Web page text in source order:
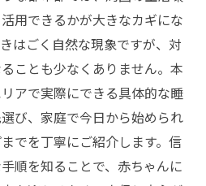
用できるかが大きなカギにな
はごく自然な現象ですが、対
ことも少なくありません。本
アで実際にできる具体的な睡
び、家庭で今日から始められ
でを丁寧にご紹介します。信
順を知ることで、赤ちゃんに